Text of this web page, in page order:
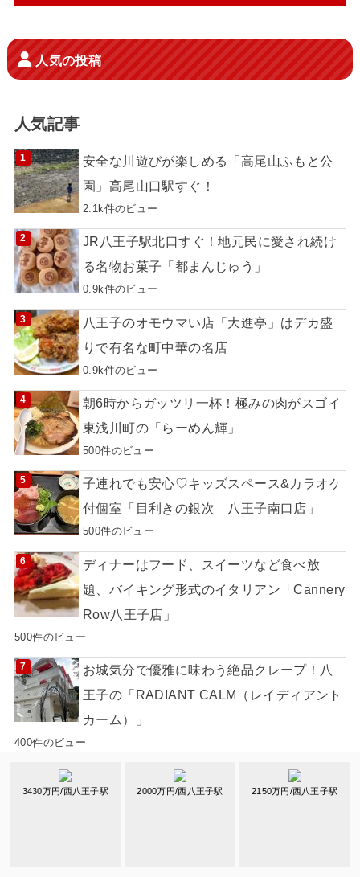
3430万円/西八王子駅 2000万円/西八王子駅 2150万円/西八王子駅
人気の投稿
人気記事
安全な川遊びが楽しめる「高尾山ふもと公
園」高尾山口駅すぐ！
2.1k件のビュー
JR八王子駅北口すぐ！地元民に愛され続け
る名物お菓子「都まんじゅう」
0.9k件のビュー
八王子のオモウマい店「大進亭」はデカ盛
りで有名な町中華の名店
0.9k件のビュー
朝6時からガッツリ一杯！極みの肉がスゴイ
東浅川町の「らーめん輝」
500件のビュー
子連れでも安心♡キッズスペース&カラオケ
付個室「目利きの銀次 八王子南口店」
500件のビュー
ディナーはフード、スイーツなど食べ放
題、バイキング形式のイタリアン「Cannery
Row八王子店」
500件のビュー
お城気分で優雅に味わう絶品クレープ！八
王子の「RADIANT CALM（レイディアント
カーム）」
400件のビュー
地域の暮らしに頼れる公共複合施設｢フレス
コ南大沢｣